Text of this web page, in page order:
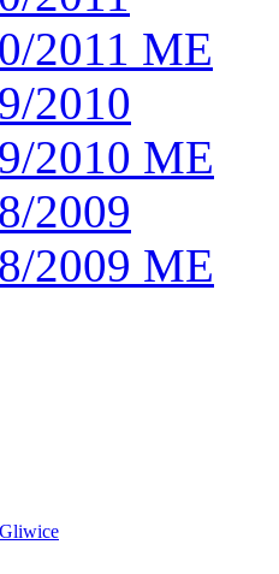
2011 ME
2010
2010 ME
2009
2009 ME